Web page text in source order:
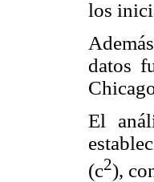
los
datos
El
(c2),